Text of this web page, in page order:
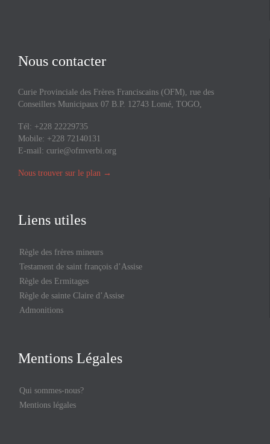
Nous contacter
Curie Provinciale des Frères Franciscains (OFM), rue des
Conseillers Municipaux 07 B.P. 12743 Lomé, TOGO,
Tél: +228 22229735
Mobile: +228 72140131
E-mail: curie@ofmverbi.org
Nous trouver sur le plan →
Liens utiles
Règle des frères mineurs
Testament de saint françois d’Assise
Règle des Ermitages
Règle de sainte Claire d’Assise
Admonitions
Mentions Légales
Qui sommes-nous?
Mentions légales